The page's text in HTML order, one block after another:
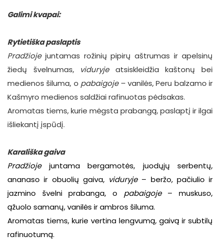
Galimi kvapai:
Rytietiška paslaptis
Pradžiojejuntamas rožinių pipirų aštrumas ir apelsinų
žiedų švelnumas, viduryjeatsiskleidžia kaštonų bei
medienos šiluma, o pabaigoje– vanilės, Peru balzamo ir
Kašmyro medienos saldžiai rafinuotas pėdsakas.
Aromatas tiems, kurie mėgsta prabangą, paslaptį ir ilgai
išliekantį įspūdį.
Karališka gaiva
Pradžiojejuntama bergamotės, juodųjų serbentų,
ananaso ir obuolių gaiva, viduryje– beržo, pačiulio ir
jazmino švelni prabanga, o pabaigoje– muskuso,
ąžuolo samanų, vanilės ir ambros šiluma.
Aromatas tiems, kurie vertina lengvumą, gaivą ir subtilų
rafinuotumą.